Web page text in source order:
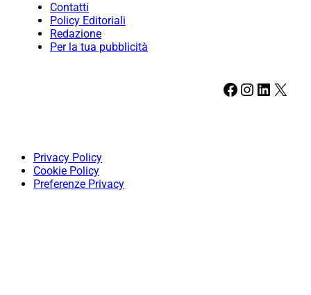
Contatti
Policy Editoriali
Redazione
Per la tua pubblicità
Facebook Instagram LinkedIn X
Privacy Policy
Cookie Policy
Preferenze Privacy